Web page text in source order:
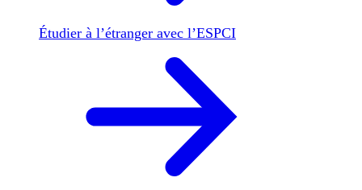
Étudier à l’étranger avec l’ESPCI